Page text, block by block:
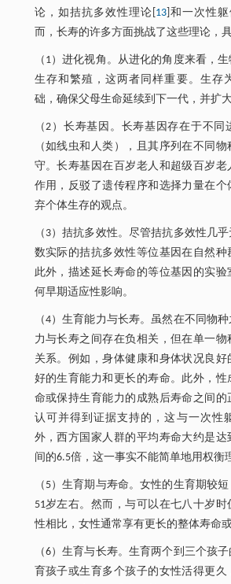
论，如拮抗多效性理论[ 13]和一次性躯
而，长寿的许多方面挑战了这些理论，
（1）进化视角。从进化的角度来看，
生存和繁殖，这两者同样重要。生存
础，确保父母生命延续到下一代，并扩大
（2）长寿基因。长寿基因存在于不同
（如线虫和人类），且其序列在不同
守。长寿基因在百岁老人和超级百岁老
作用，反驳了遗传程序和选择力量在个
弃个体生存的观点。
（3）拮抗多效性。尽管拮抗多效性几
数实际的拮抗多效性等位基因在自然种
此外，描述延长寿命的等位基因的实验
何早期适应性影响。
（4）生育能力与长寿。虽然在不同物
力与长寿之间存在负相关，但在单一物
关系。例如，身体健康和身体状况良好
好的生育能力和更长的寿命。此外，性
命或保持生育能力的成熟后寿命之间的
认可并得到证据支持的，这与一次性
外，西方国家人群的平均寿命大约是达
间的6.5倍，这一事实不能简单地用权衡
（5）生育期与寿命。女性的生育期较
51岁左右。然而，与可以在七八十岁时
性相比，女性通常享有更长的整体寿命
（6）生育与长寿。生育两个到三个孩
育孩子或生育多个孩子的女性活得更久